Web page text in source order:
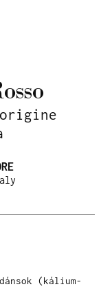
origine
(kálium-